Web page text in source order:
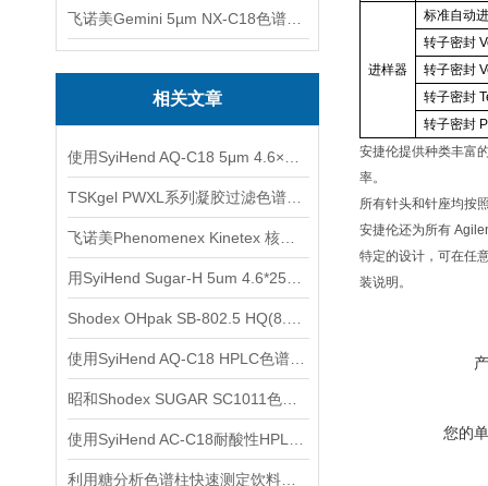
相关文章
进样器
标准自动
转子密封
转子密封
转子密封
转子密封
安捷伦提供种类丰富
率。
所有针头和针座均按
安捷伦还为所有
特定的设计，可在任
装说明。
您的